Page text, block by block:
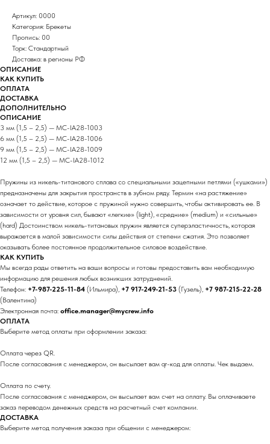
Артикул: 0000
Категория: Брекеты
Пропись: 00
Торк: Стандартный
Доставка: в регионы РФ
ОПИСАНИЕ
КАК КУПИТЬ
ОПЛАТА
ДОСТАВКА
ДОПОЛНИТЕЛЬНО
ОПИСАНИЕ
3 мм (1,5 – 2,5) — MC-IA28-1003
6 мм (1,5 – 2,5) — MC-IA28-1006
9 мм (1,5 – 2,5) — MC-IA28-1009
12 мм (1,5 – 2,5) — MC-IA28-1012
Пружины из никель-титанового сплава со специальными зацепными петлями («ушками»)
предназначены для закрытия пространств в зубном ряду. Термин «на растяжение»
означает то действие, которое с пружиной нужно совершить, чтобы активировать ее. В
зависимости от уровня сил, бывают «легкие» (light), «средние» (medium) и «сильные»
(hard) Достоинством никель-титановых пружин является суперэластичность, которая
выражается в малой зависимости силы действия от степени сжатия. Это позволяет
оказывать более постоянное продолжительное силовое воздействие.
КАК КУПИТЬ
Мы всегда рады ответить на ваши вопросы и готовы предоставить вам необходимую
информацию для решения любых возникших затруднений.
Телефон: +7-987-225-11-84 (Ильмира), +7 917-249-21-53 (Гузель), +7 987-215-22-28
(Валентина)
Электронная почта: office.manager@mycrew.info
ОПЛАТА
Выберите метод оплаты при оформлении заказа:
Оплата через QR.
После согласования с менеджером, он высылает вам qr-код для оплаты. Чек выдаем.
Оплата по счету.
После согласования с менеджером, он высылает вам счет на оплату. Вы оплачиваете
заказ переводом денежных средств на расчетный счет компании.
ДОСТАВКА
Выберите метод получения заказа при общении с менеджером: